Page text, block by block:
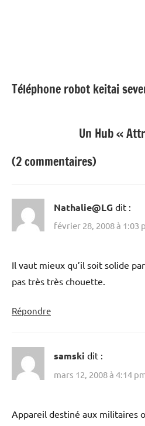
Téléphone robot keitai
Un Hub «
(2 commentaires)
Nathalie@LG dit :
février 28, 2008 à 1:03
Il vaut mieux qu’il soit solide
pas très très chouette.
Répondre
samski dit :
mars 12, 2008 à 4:14
Appareil destiné aux militaires